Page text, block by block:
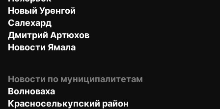
Новый Уренгой
Салехард
Дмитрий Артюхов
Новости Ямала
Новости по муниципалитетам
Волноваха
Красноселькупский район